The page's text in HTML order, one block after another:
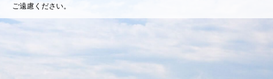
ご遠慮ください。